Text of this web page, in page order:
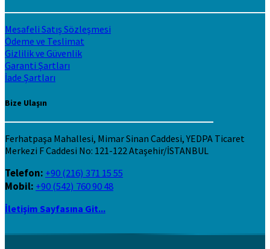
Mesafeli Satış Sözleşmesi
Ödeme ve Teslimat
Gizlilik ve Güvenlik
Garanti Şartları
İade Şartları
Bize Ulaşın
Ferhatpaşa Mahallesi, Mimar Sinan Caddesi, YEDPA Ticaret
Merkezi F Caddesi No: 121-122 Ataşehir/İSTANBUL
Telefon: +90 (216) 371 15 55
Mobil: +90 (542) 760 90 48
İletişim Sayfasına Git...